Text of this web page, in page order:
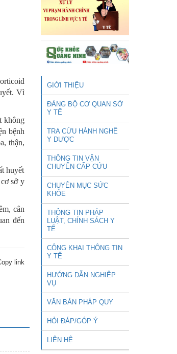
Vì
không
bệnh
thận,
huyết
sở y
cân
đến
link
GIỚI THIỆU
ĐẢNG BỘ CƠ QUAN SỞ
Y TẾ
TRA CỨU HÀNH NGHỀ
Y DƯỢC
THÔNG TIN VẬN
CHUYỂN CẤP CỨU
CHUYÊN MỤC SỨC
KHỎE
THÔNG TIN PHÁP
LUẬT, CHÍNH SÁCH Y
TẾ
CÔNG KHAI THÔNG TIN
Y TẾ
HƯỚNG DẪN NGHIỆP
VỤ
VĂN BẢN PHÁP QUY
HỎI ĐÁP/GÓP Ý
LIÊN HỆ